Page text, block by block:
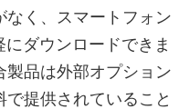
く、スマートフォン
ダウンロードできま
品は外部オプション
提供されていること